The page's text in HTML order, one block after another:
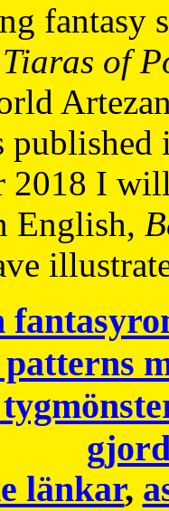
fantasy
of
published
2018 I
English,
länkar,